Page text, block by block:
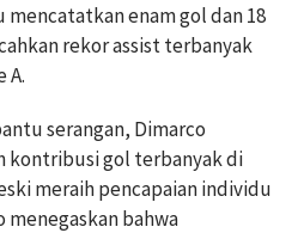
mencatatkan enam gol dan 18
rekor assist terbanyak
A.
serangan, Dimarco
kontribusi gol terbanyak di
meraih pencapaian individu
menegaskan bahwa